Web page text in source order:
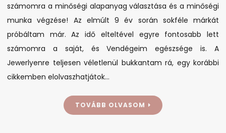
számomra a minőségi alapanyag választása és a minőségi
munka végzése! Az elmúlt 9 év során sokféle márkát
próbáltam már. Az idő elteltével egyre fontosabb lett
számomra a saját, és Vendégeim egészsége is. A
Jewerlyenre teljesen véletlenül bukkantam rá, egy korábbi
cikkemben elolvaszhatjátok…
TOVÁBB OLVASOM